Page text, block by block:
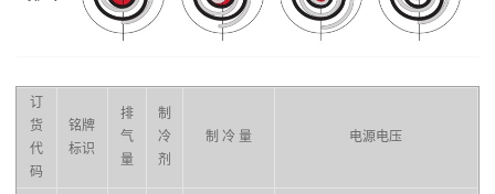
订
货
代
码
铭牌
标识
排
气
量
制
冷
剂
制 冷 量 电源电压